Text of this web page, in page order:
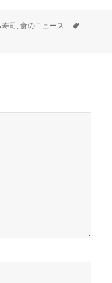
司,食のニュース